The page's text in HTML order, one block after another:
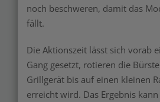
noch beschweren, damit das
fällt.
Die Aktionszeit lässt sich vorab
Gang gesetzt, rotieren die
Grillgerät bis auf einen kleinen
erreicht wird. Das Ergebnis